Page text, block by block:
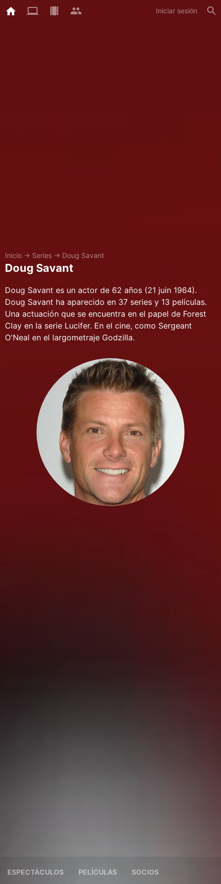
Iniciar sesión
Inicio → Series → Doug Savant
Doug Savant
Doug Savant es un actor de 62 años (21 juin 1964).
Doug Savant ha aparecido en 37 series y 13 películas.
Una actuación que se encuentra en el papel de Forest
Clay en la serie Lucifer. En el cine, como Sergeant
O'Neal en el largometraje Godzilla.
ESPECTÁCULOS PELÍCULAS SOCIOS